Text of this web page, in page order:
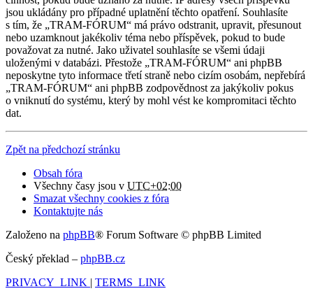
jsou ukládány pro případné uplatnění těchto opatření. Souhlasíte
s tím, že „TRAM-FÓRUM“ má právo odstranit, upravit, přesunout
nebo uzamknout jakékoliv téma nebo příspěvek, pokud to bude
považovat za nutné. Jako uživatel souhlasíte se všemi údaji
uloženými v databázi. Přestože „TRAM-FÓRUM“ ani phpBB
neposkytne tyto informace třetí straně nebo cizím osobám, nepřebírá
„TRAM-FÓRUM“ ani phpBB zodpovědnost za jakýkoliv pokus
o vniknutí do systému, který by mohl vést ke kompromitaci těchto
dat.
Zpět na předchozí stránku
Obsah fóra
Všechny časy jsou v UTC+02:00
Smazat všechny cookies z fóra
Kontaktujte nás
Založeno na phpBB® Forum Software © phpBB Limited
Český překlad – phpBB.cz
PRIVACY_LINK | TERMS_LINK